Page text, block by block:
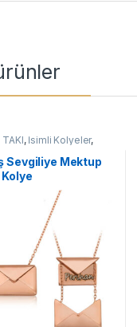
TAKI, İsimli Kolyeler,
Sevgiliye Mektup